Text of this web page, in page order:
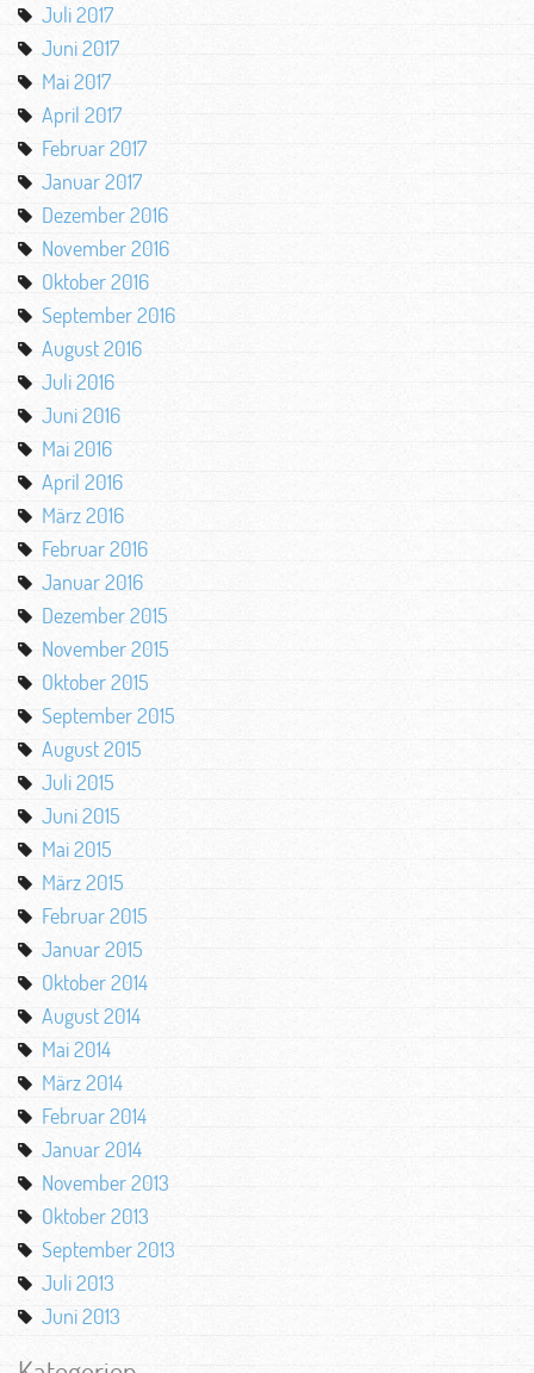
Juli 2017
Juni 2017
Mai 2017
April 2017
Februar 2017
Januar 2017
Dezember 2016
November 2016
Oktober 2016
September 2016
August 2016
Juli 2016
Juni 2016
Mai 2016
April 2016
März 2016
Februar 2016
Januar 2016
Dezember 2015
November 2015
Oktober 2015
September 2015
August 2015
Juli 2015
Juni 2015
Mai 2015
März 2015
Februar 2015
Januar 2015
Oktober 2014
August 2014
Mai 2014
März 2014
Februar 2014
Januar 2014
November 2013
Oktober 2013
September 2013
Juli 2013
Juni 2013